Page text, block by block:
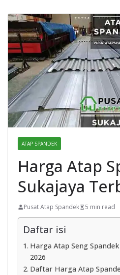
ATAP SPANDEK
Harga Atap
Sukajaya
Pusat Atap Spandek 5 min read
Daftar isi
Harga Atap Seng
2026
Daftar Harga Atap